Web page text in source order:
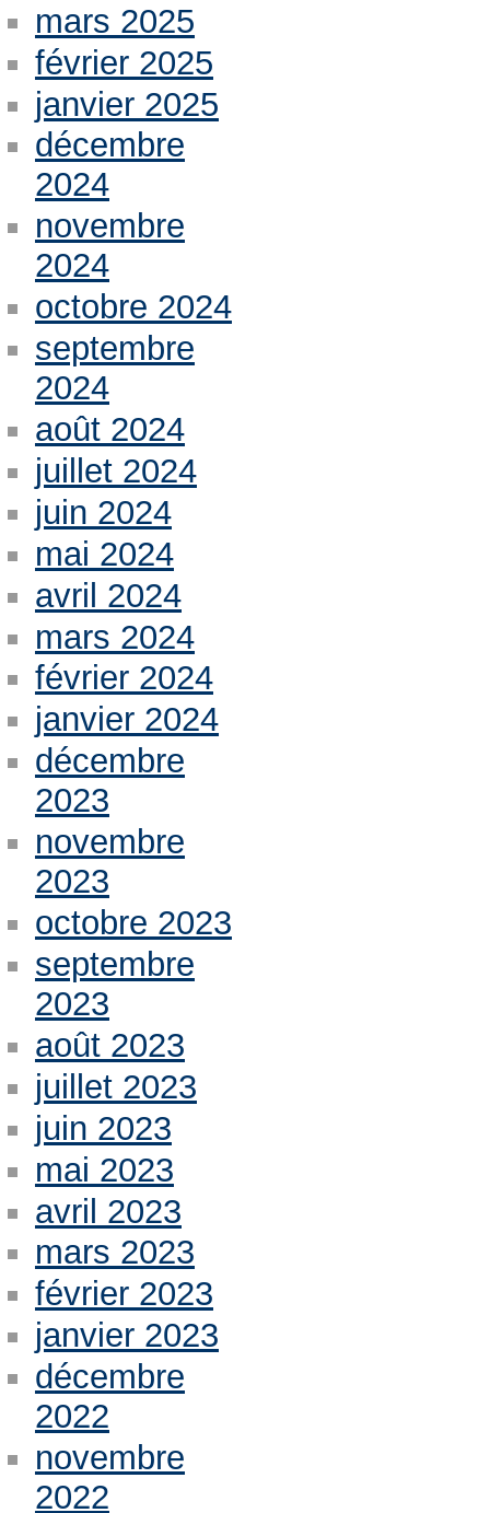
mars 2025
février 2025
janvier 2025
décembre
2024
novembre
2024
octobre 2024
septembre
2024
août 2024
juillet 2024
juin 2024
mai 2024
avril 2024
mars 2024
février 2024
janvier 2024
décembre
2023
novembre
2023
octobre 2023
septembre
2023
août 2023
juillet 2023
juin 2023
mai 2023
avril 2023
mars 2023
février 2023
janvier 2023
décembre
2022
novembre
2022